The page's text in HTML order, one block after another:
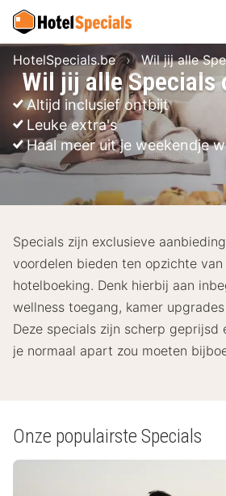
Wil jij alle Specials
Altijd inclusief ontbijt
Leuke extra's
Haal meer uit je weekendje
HotelSpecials.be Wil jij alle
Specials zijn exclusieve
voordelen bieden ten opzichte
hotelboeking. Denk hierbij aan
wellness toegang, kamer
Deze specials zijn scherp geprijsd
je normaal apart zou moeten
Onze populairste Specials